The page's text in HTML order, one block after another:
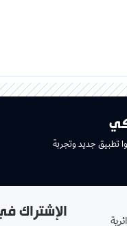
تطبيق جديد وتجربة
الإشتراك